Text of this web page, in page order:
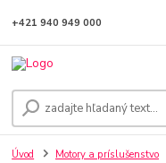
+421 940 949 000
Úvod Motory a príslušenstvo